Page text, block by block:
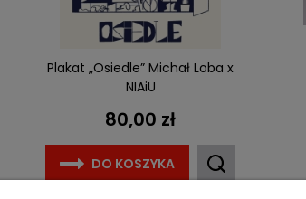
Plakat „Osiedle” Michał Loba x
NIAiU
80,00 zł
DO KOSZYKA